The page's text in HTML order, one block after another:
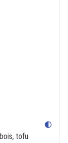
contrast
tofu